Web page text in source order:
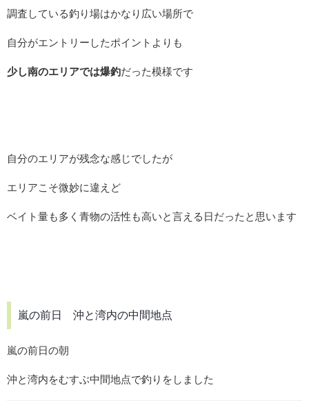
調査している釣り場はかなり広い場所で
自分がエントリーしたポイントよりも
少し南のエリアでは爆釣だった模様です
自分のエリアが残念な感じでしたが
エリアこそ微妙に違えど
ベイト量も多く青物の活性も高いと言える日だったと思います
嵐の前日 沖と湾内の中間地点
嵐の前日の朝
沖と湾内をむすぶ中間地点で釣りをしました